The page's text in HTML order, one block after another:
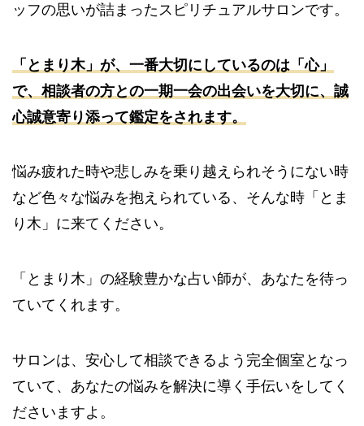
ッフの思いが詰まったスピリチュアルサロンです。
「とまり木」が、一番大切にしているのは「心」
で、相談者の方との一期一会の出会いを大切に、誠
心誠意寄り添って鑑定をされます。
悩み疲れた時や悲しみを乗り越えられそうにない時
など色々な悩みを抱えられている、そんな時「とま
り木」に来てください。
「とまり木」の経験豊かな占い師が、あなたを待っ
ていてくれます。
サロンは、安心して相談できるよう完全個室となっ
ていて、あなたの悩みを解決に導く手伝いをしてく
ださいますよ。